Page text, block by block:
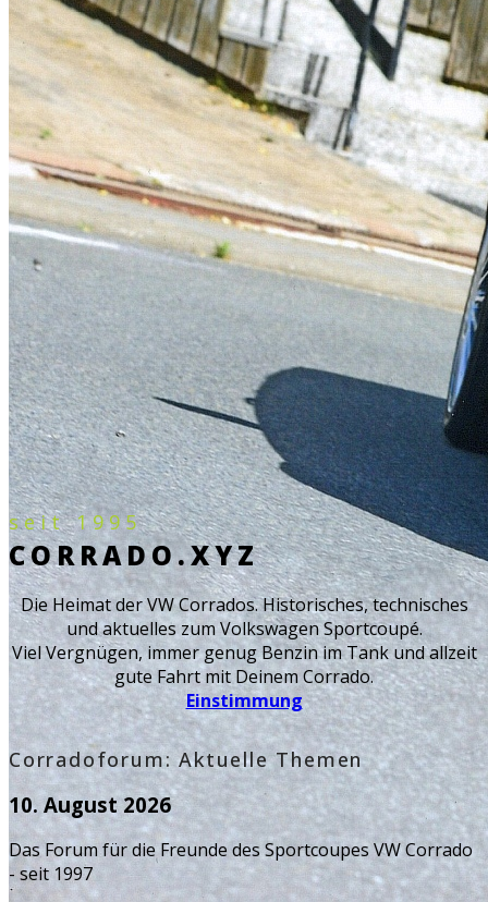
seit 1995
CORRADO.XYZ
Die Heimat der VW Corrados. Historisches, technisches
und aktuelles zum Volkswagen Sportcoupé.
Viel Vergnügen, immer genug Benzin im Tank und allzeit
gute Fahrt mit Deinem Corrado.
Einstimmung
Corradoforum: Aktuelle Themen
10. August 2026
Das Forum für die Freunde des Sportcoupes VW Corrado
- seit 1997